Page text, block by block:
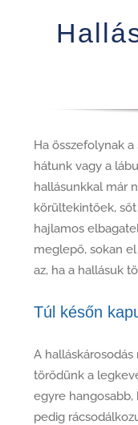
Ha összefolynak
hátunk vagy a
hallásunkkal már
körültekintőek,
hajlamos
meglepő, sokan
az, ha a hallásuk
Túl későn
A
törődünk a
egyre hangosabb,
pedig